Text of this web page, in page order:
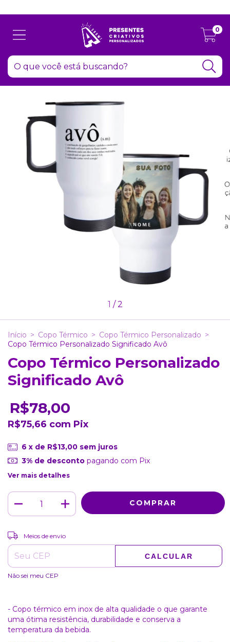
0
1 /2
Início > Copo Térmico > Copo Térmico Personalizado >
Copo Térmico Personalizado Significado Avô
Copo Térmico Personalizado
Significado Avô
R$78,00
R$75,66 com Pix
6 x de R$13,00 sem juros
3% de descontopagando com Pix
Ver mais detalhes
Entregas para o CEP:
Meios de envio
CALCULAR
Não sei meu CEP
- Copo térmico em inox de alta qualidade o que garante
uma ótima resistência, durabilidade e conserva a
temperatura da bebida.